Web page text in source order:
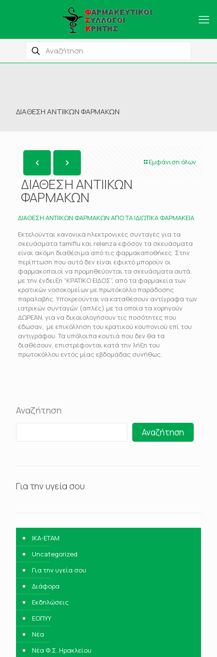
ΔΙΑΘΕΣΗ ΑΝΤΙΙΚΩΝ ΦΑΡΜΑΚΩΝ
Εμφάνιση όλων
ΔΙΑΘΕΣΗ ΑΝΤΙΙΚΩΝ
ΦΑΡΜΑΚΩΝ
ΔΙΑΘΕΣΗ ΑΝΤΙΙΚΩΝ ΦΑΡΜΑΚΩΝ ΑΠΟ ΤΑ ΙΔΙΩΤΙΚΑ ΦΑΡΜΑΚΕΙΑ
Εκτελούνται κανονικά ηλεκτρονικές συνταγές για τα
σκευάσματα tamiflu και relenza εφόσον τα σκευάσματα
είναι ακόμη διαθέσιμα από τις φαρμακαποθήκες. Στην
περίπτωση που αυτό δεν είναι εφικτό μπορούν οι
φαρμακοποιοί να προμηθεύονται τα σκευάσματα αυτά,
με την ένδειξη “ΚΡΑΤΙΚΟ ΕΙΔΟΣ”, από τα φαρμακεία των
κρατικών νοσοκομείων με πρωτόκολλο παράδοσης
παραλαβής. Υποχρεούνται να καταθέσουν αντίγραφα των
ιατρικών συνταγών (απλές) με τα οποία τα χορηγούν
ΔΩΡΕΆΝ, για να δικαιολογήσουν τις ποσότητες που
έδωσαν, με επικόλληση του κρατικού κουπονιού επί του
αντιγράφου. Τα υπόλοιπα κουτιά που δεν θα τα
διαθέσουν, επιστρέφονται κατά την λήξη του
πρωτοκόλλου εντός μίας εβδομάδας συνήθως.
Αναζήτηση
Αναζήτηση
Για την υγεία σου
IKA-ETAM
Uncategorized
Για την υγεία σου
Διάφορα
Εκδηλώσεις
ΕΟΠΥΥ
Νέα
Νέα Φ.Σ. Ηρακλείου